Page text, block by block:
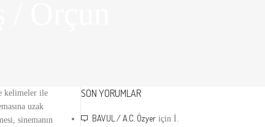
Orçun
kelimeler ile
uzak
sinemanın
SON YORUMLAR
BAVUL / A.C. Özyer içinİ.